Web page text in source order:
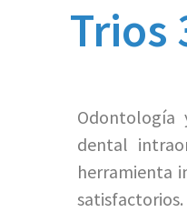
Trios
dental
herramienta